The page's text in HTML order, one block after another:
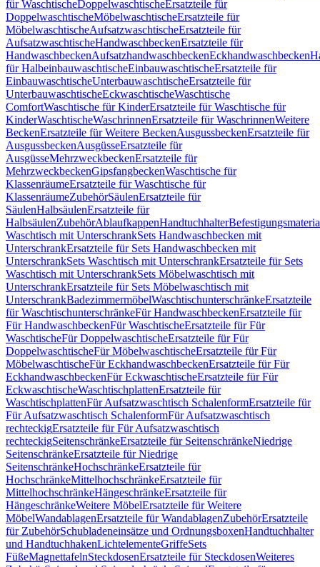
für WaschtischeDoppelwaschtischeErsatzteile für
DoppelwaschtischeMöbelwaschtischeErsatzteile für
MöbelwaschtischeAufsatzwaschtischeErsatzteile für
AufsatzwaschtischeHandwaschbeckenErsatzteile für
HandwaschbeckenAufsatzhandwaschbeckenEckhandwaschbecken
für HalbeinbauwaschtischeEinbauwaschtischeErsatzteile für
EinbauwaschtischeUnterbauwaschtischeErsatzteile für
UnterbauwaschtischeEckwaschtischeWaschtische
ComfortWaschtische für KinderErsatzteile für Waschtische für
KinderWaschtischeWaschrinnenErsatzteile für WaschrinnenWeitere
BeckenErsatzteile für Weitere BeckenAusgussbeckenErsatzteile für
AusgussbeckenAusgüsseErsatzteile für
AusgüsseMehrzweckbeckenErsatzteile für
MehrzweckbeckenGipsfangbeckenWaschtische für
KlassenräumeErsatzteile für Waschtische für
KlassenräumeZubehörSäulenErsatzteile für
SäulenHalbsäulenErsatzteile für
HalbsäulenZubehörAblaufkappenHandtuchhalter
Waschtisch mit UnterschrankSets Handwaschbecken mit
UnterschrankErsatzteile für Sets Handwaschbecken mit
UnterschrankSets Waschtisch mit UnterschrankErsatzteile für Sets
Waschtisch mit UnterschrankSets Möbelwaschtisch mit
UnterschrankErsatzteile für Sets Möbelwaschtisch mit
UnterschrankBadezimmermöbelWaschtischunterschränkeErsatzteile
für WaschtischunterschränkeFür HandwaschbeckenErsatzteile für
Für HandwaschbeckenFür WaschtischeErsatzteile für Für
WaschtischeFür DoppelwaschtischeErsatzteile für Für
DoppelwaschtischeFür MöbelwaschtischeErsatzteile für Für
MöbelwaschtischeFür EckhandwaschbeckenErsatzteile für Für
EckhandwaschbeckenFür EckwaschtischeErsatzteile für Für
EckwaschtischeWaschtischplattenErsatzteile für
WaschtischplattenFür Aufsatzwaschtisch SchalenformErsatzteile für
Für Aufsatzwaschtisch SchalenformFür Aufsatzwaschtisch
rechteckigErsatzteile für Für Aufsatzwaschtisch
rechteckigSeitenschränkeErsatzteile für SeitenschränkeNiedrige
SeitenschränkeErsatzteile für Niedrige
SeitenschränkeHochschränkeErsatzteile für
HochschränkeMittelhochschränkeErsatzteile für
MittelhochschränkeHängeschränkeErsatzteile für
HängeschränkeWeitere MöbelErsatzteile für Weitere
MöbelWandablagenErsatzteile für WandablagenZubehörErsatzteile
für ZubehörSchubladeneinsätze und OrdnungsboxenHandtuchhalter
und HandtuchhakenLichtelementeGriffeSets
FüßeMagnettafelnSteckdosenErsatzteile für SteckdosenWeiteres